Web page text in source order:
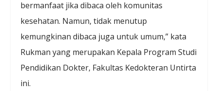
bermanfaat jika dibaca oleh komunitas
kesehatan. Namun, tidak menutup
kemungkinan dibaca juga untuk umum,” kata
Rukman yang merupakan Kepala Program Studi
Pendidikan Dokter, Fakultas Kedokteran Untirta
ini.